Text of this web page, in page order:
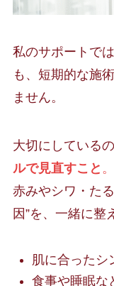
私のサポートで
も、短期的な施
ません。
大切にしているの
ルで見直すこと 。
赤みやシワ・た
因”を、一緒に整
肌に合ったシ
食事や睡眠な